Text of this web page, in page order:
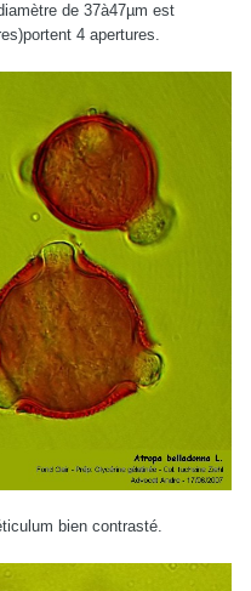
de 37à47µm est
4 apertures.
bien contrasté.